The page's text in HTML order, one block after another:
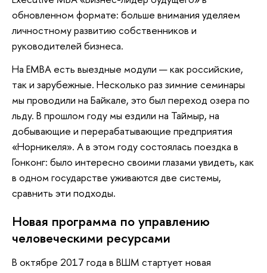
обновленном формате: больше внимания уделяем
личностному развитию собственников и
руководителей бизнеса.
На EMBA есть выездные модули — как российские,
так и зарубежные. Несколько раз зимние семинары
мы проводили на Байкале, это был переход озера по
льду. В прошлом году мы ездили на Таймыр, на
добывающие и перерабатывающие предприятия
«Норникеля». А в этом году состоялась поездка в
Гонконг: было интересно своими глазами увидеть, как
в одном государстве уживаются две системы,
сравнить эти подходы.
Новая программа по управлению
человеческими ресурсами
В октябре 2017 года в ВШМ стартует новая